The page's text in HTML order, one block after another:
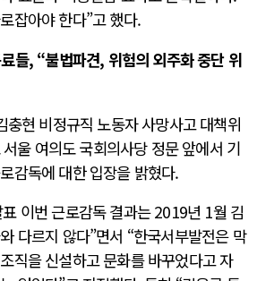
잡아야 한다”고 했다.
들, “불법파견, 위험의 외주화 중단 위
충현 비정규직 노동자 사망사고 대책위
서울 여의도 국회의사당 정문 앞에서 기
감독에 대한 입장을 밝혔다.
이번 근로감독 결과는 2019년 1월 김
다르지 않다”면서 “한국서부발전은 막
직을 신설하고 문화를 바꾸었다고 자